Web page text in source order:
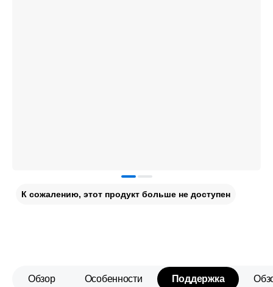
К сожалению, этот продукт больше не доступен
Обзор Особенности Поддержка